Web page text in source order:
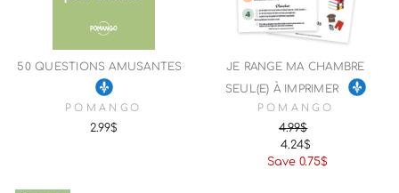
50 QUESTIONS AMUSANTES
POMANGO
2.99$
JE RANGE MA CHAMBRE
SEUL(E) À IMPRIMER
POMANGO
Regular
price
4.99$
Sale
price
4.24$
Save 0.75$